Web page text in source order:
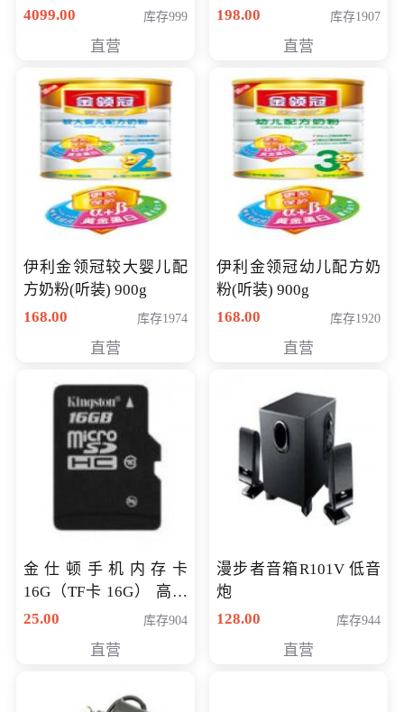
顽石（7代i7-7500U 4G
4099.00 库存999
直营
198.00
库存1907
直营
伊利金领冠较大婴儿配
方奶粉(听装) 900g
168.00
库存1974
直营
伊利金领冠幼儿配方奶
粉(听装) 900g
168.00
库存1920
直营
金仕顿手机内存卡
16G（TF卡 16G） 高速
卡 CLASS 10
25.00 库存904
直营
漫步者音箱R101V 低音
炮
128.00
库存944
直营